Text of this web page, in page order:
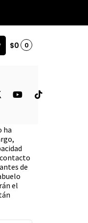
$0 0
ha
contacto
de
el